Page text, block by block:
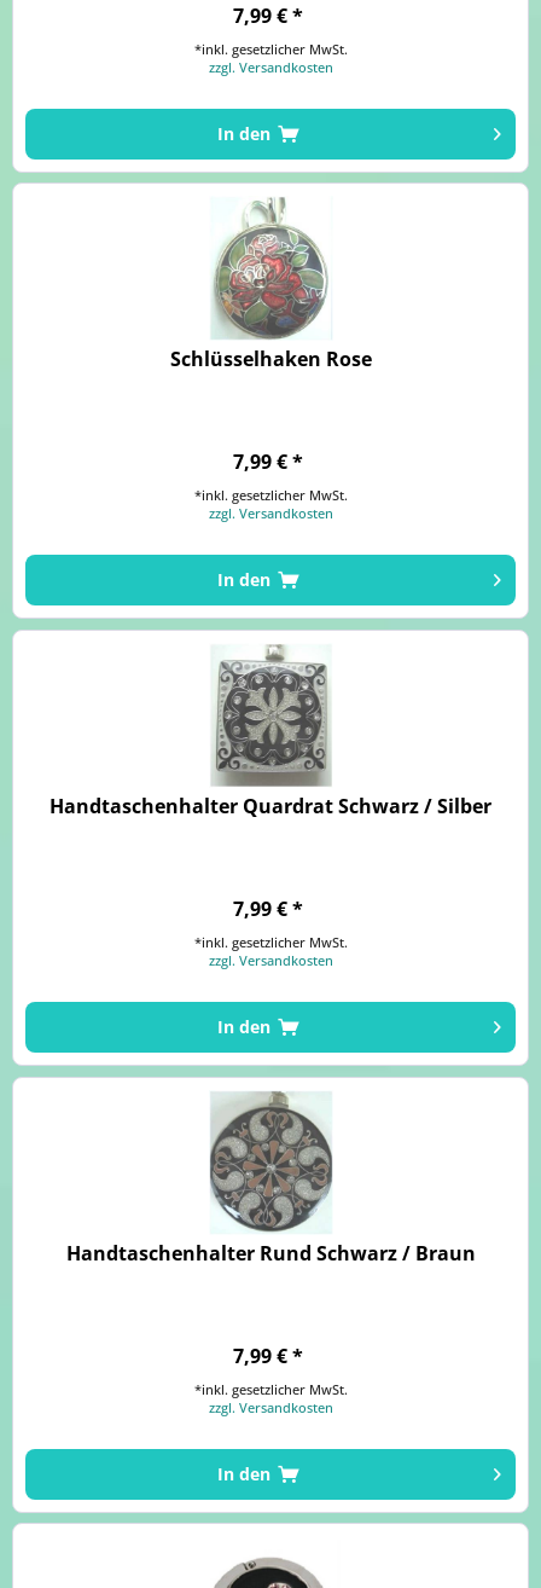
7,99 € *
*inkl. gesetzlicher MwSt.
zzgl. Versandkosten
In den
Schlüsselhaken Rose
7,99 € *
*inkl. gesetzlicher MwSt.
zzgl. Versandkosten
In den
Handtaschenhalter Quardrat Schwarz / Silber
7,99 € *
*inkl. gesetzlicher MwSt.
zzgl. Versandkosten
In den
Handtaschenhalter Rund Schwarz / Braun
7,99 € *
*inkl. gesetzlicher MwSt.
zzgl. Versandkosten
In den